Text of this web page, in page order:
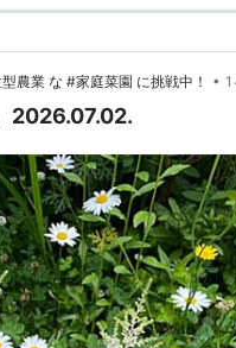
農業 な #家庭菜園 に挑戦中！ • 1
2026.07.02.